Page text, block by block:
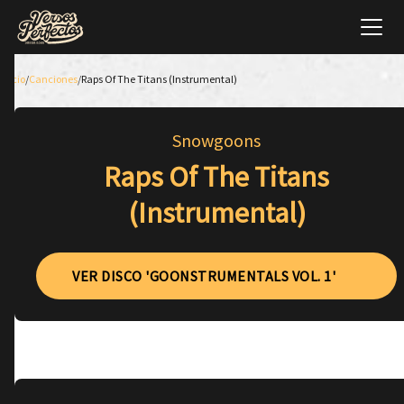
Inicio/Canciones/Raps Of The Titans (Instrumental)
Snowgoons
Raps Of The Titans
(Instrumental)
VER DISCO 'GOONSTRUMENTALS VOL. 1'